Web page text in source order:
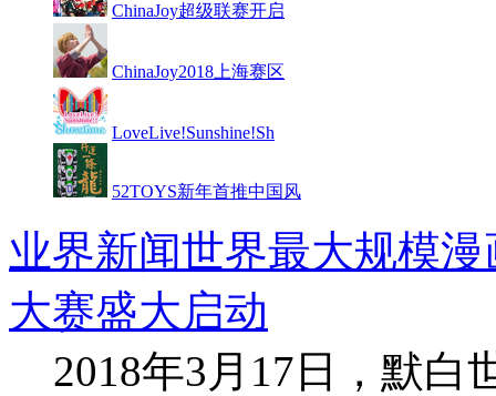
ChinaJoy超级联赛开启
ChinaJoy2018上海赛区
LoveLive!Sunshine!Sh
52TOYS新年首推中国风
业界新闻世界最大规模
大赛盛大启动
2018年3月17日，默白